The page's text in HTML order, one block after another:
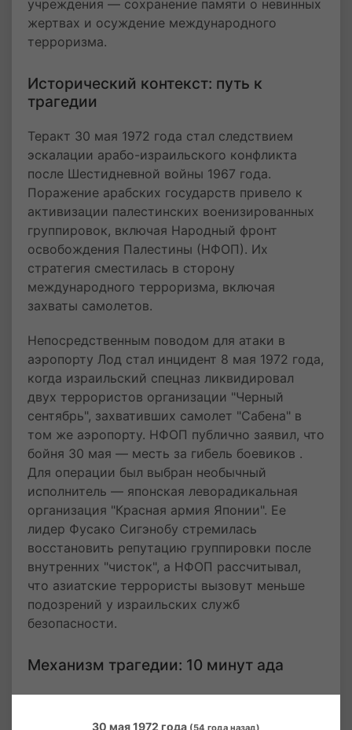
учреждения — сохранение памяти о невинных
жертвах и осуждение международного
терроризма.
Исторический контекст: путь к
трагедии
Теракт 30 мая 1972 года стал следствием
эскалации арабо-израильского конфликта
после Шестидневной войны 1967 года.
Поражение арабских государств привело к
активизации палестинских военизированных
группировок, включая Народный фронт
освобождения Палестины (НФОП). Их
стратегия сместилась в сторону
международного терроризма, включая
захваты самолетов.
Непосредственным поводом для атаки в
аэропорту Лод стал инцидент 8 мая 1972 года,
когда израильский спецназ ликвидировал
двух террористов организации "Черный
сентябрь", захвативших самолет "Сабена" в
том же аэропорту. НФОП публично заявил, что
бойня 30 мая — месть за гибель боевиков .
Для операции был выбран необычный
исполнитель — японская леворадикальная
организация "Красная армия Японии". Ее
лидер Фусако Сигэнобу стремилась
восстановить репутацию группировки после
внутренних "чисток", а НФОП рассчитывал,
что азиатские террористы вызовут меньше
подозрений у израильских служб
безопасности.
Механизм трагедии: 10 минут ада
Три боевика "Красной армии" — Кодзо
Окамото, Цуёси Окудайра и Ясуюки Ясуда —
30 мая 1972 года (54 года назад)